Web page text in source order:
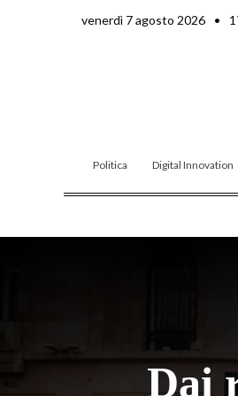
venerdì 7 agosto 2026 •
Politica Digital Innovation
Dai